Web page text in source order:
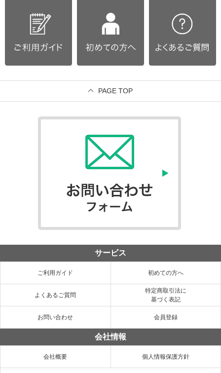
PAGE TOP
サービス
ご利用ガイド 初めての方へ
よくあるご質問
特定商取引法に
基づく表記
お問い合わせ 会員登録
会社情報
会社概要 個人情報保護方針